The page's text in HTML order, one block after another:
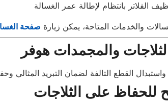
والخدمات المتاحة، يمكن زيارة صفحة
والمجمدات هوفر
للحفاظ على الثلاجات